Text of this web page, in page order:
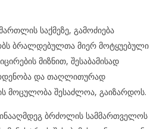
საქმეზე, გამოძიება
ბრალდებულთა მიერ მოტყუებული
მიზნით, შესაბამისად
და თაღლითურად
მოცულობა შესაძლოა, გაიზარდოს.
ბრძოლის სამმართველოს